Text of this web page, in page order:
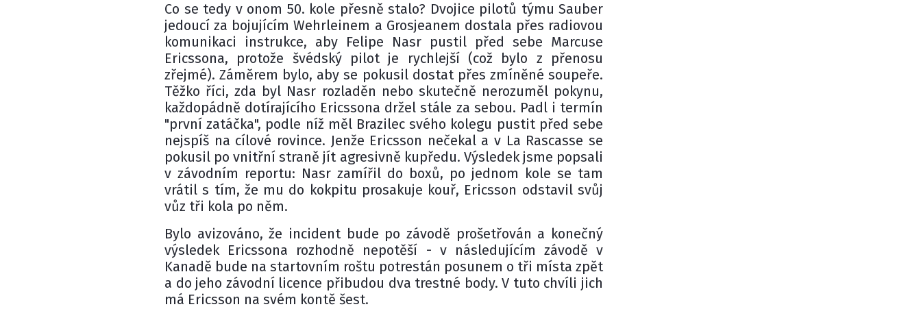
Co se tedy v onom 50. kole přesně stalo? Dvojice pilotů týmu Sauber
jedoucí za bojujícím Wehrleinem a Grosjeanem dostala přes radiovou
komunikaci instrukce, aby Felipe Nasr pustil před sebe Marcuse
Ericssona, protože švédský pilot je rychlejší (což bylo z přenosu
zřejmé). Záměrem bylo, aby se pokusil dostat přes zmíněné soupeře.
Těžko říci, zda byl Nasr rozladěn nebo skutečně nerozuměl pokynu,
každopádně dotírajícího Ericssona držel stále za sebou. Padl i termín
"první zatáčka", podle níž měl Brazilec svého kolegu pustit před sebe
nejspíš na cílové rovince. Jenže Ericsson nečekal a v La Rascasse se
pokusil po vnitřní straně jít agresivně kupředu. Výsledek jsme popsali
v závodním reportu: Nasr zamířil do boxů, po jednom kole se tam
vrátil s tím, že mu do kokpitu prosakuje kouř, Ericsson odstavil svůj
vůz tři kola po něm.
Bylo avizováno, že incident bude po závodě prošetřován a konečný
výsledek Ericssona rozhodně nepotěší - v následujícím závodě v
Kanadě bude na startovním roštu potrestán posunem o tři místa zpět
a do jeho závodní licence přibudou dva trestné body. V tuto chvíli jich
má Ericsson na svém kontě šest.